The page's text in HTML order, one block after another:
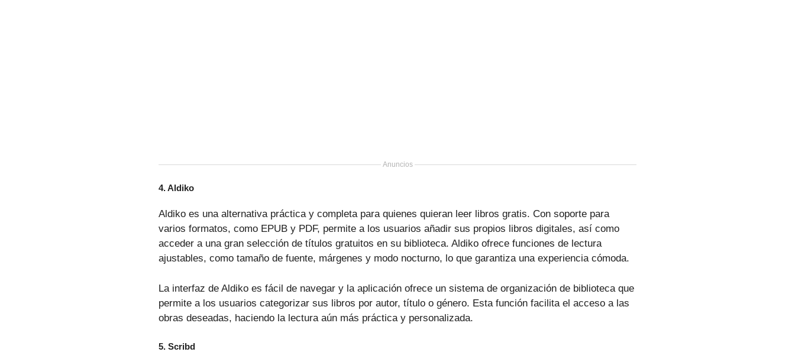
Anuncios
4.Aldiko
Aldiko es una alternativa práctica y completa para quienes quieran leer libros gratis. Con soporte para
varios formatos, como EPUB y PDF, permite a los usuarios añadir sus propios libros digitales, así como
acceder a una gran selección de títulos gratuitos en su biblioteca. Aldiko ofrece funciones de lectura
ajustables, como tamaño de fuente, márgenes y modo nocturno, lo que garantiza una experiencia cómoda.
La interfaz de Aldiko es fácil de navegar y la aplicación ofrece un sistema de organización de biblioteca que
permite a los usuarios categorizar sus libros por autor, título o género. Esta función facilita el acceso a las
obras deseadas, haciendo la lectura aún más práctica y personalizada.
5. Scribd